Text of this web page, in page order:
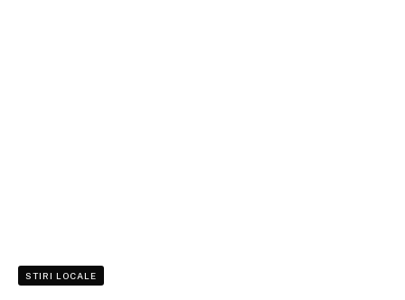
STIRI LOCALE